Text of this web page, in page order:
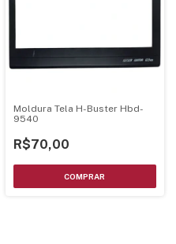
Moldura Tela H-Buster Hbd-
9540
R$70,00